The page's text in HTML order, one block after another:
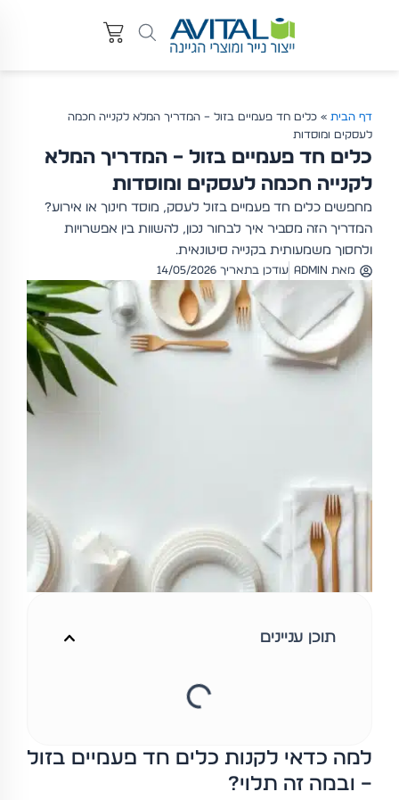
דף הבית » כלים חד פעמיים בזול – המדריך המלא לקנייה חכמה
לעסקים ומוסדות
כלים חד פעמיים בזול – המדריך המלא
לקנייה חכמה לעסקים ומוסדות
מחפשים כלים חד פעמיים בזול לעסק, מוסד חינוך או אירוע?
המדריך הזה מסביר איך לבחור נכון, להשוות בין אפשרויות
ולחסוך משמעותית בקנייה סיטונאית.
מאת admin עודכן בתאריך 14/05/2026
תוכן עניינים
למה כדאי לקנות כלים חד פעמיים בזול
– ובמה זה תלוי?